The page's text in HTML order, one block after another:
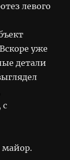
левого
уже
детали
с
майор.